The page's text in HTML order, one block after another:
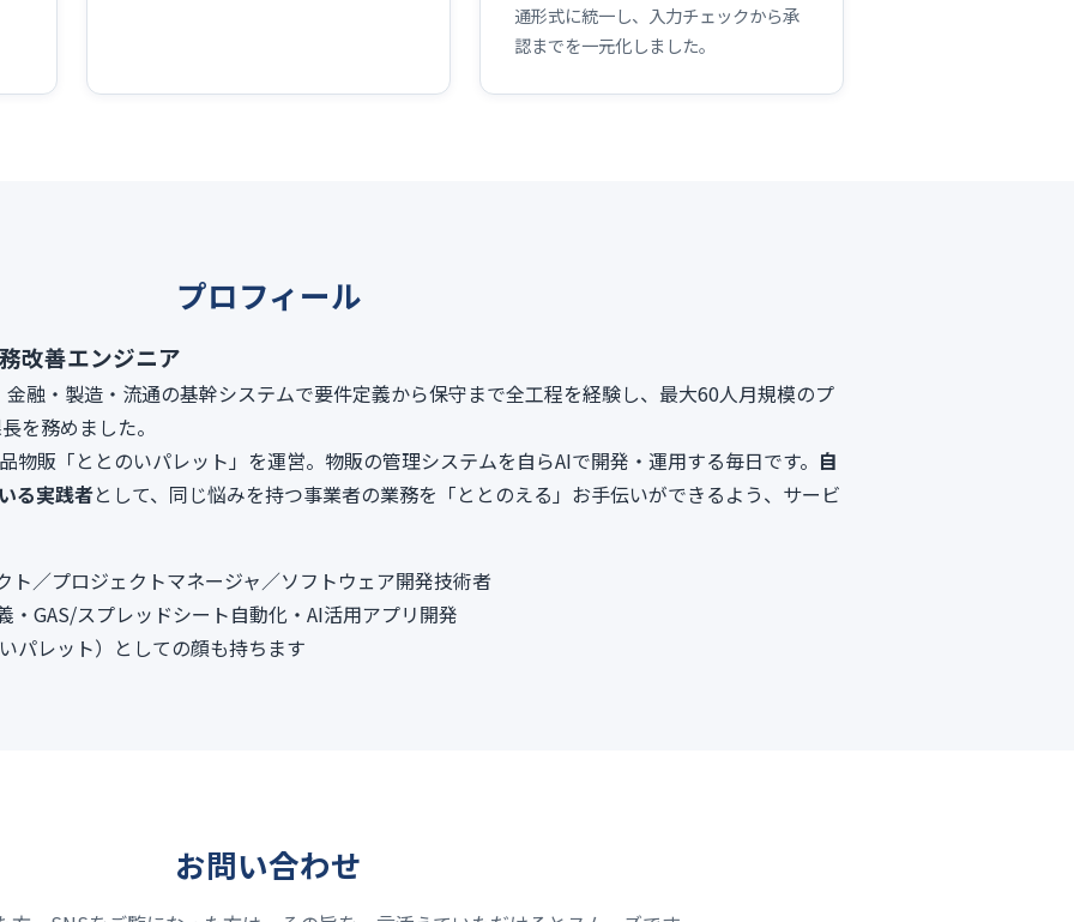
通形式に統一し、入力チェックから承
認までを一元化しました。
プロフィール
改善エンジニア
融・製造・流通の基幹システムで要件定義から保守まで全工程を経験し、最大60人月規模のプ
を務めました。
物販「ととのいパレット」を運営。物販の管理システムを自らAIで開発・運用する毎日です。 自
る実践者として、同じ悩みを持つ事業者の業務を「ととのえる」お手伝いができるよう、サービ
ト／プロジェクトマネージャ／ソフトウェア開発技術者
・GAS/スプレッドシート自動化・AI活用アプリ開発
パレット）としての顔も持ちます
お問い合わせ